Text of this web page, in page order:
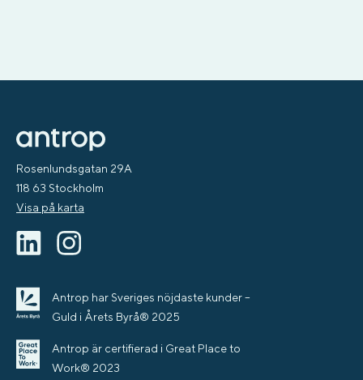
Rosenlundsgatan 29A
118 63 Stockholm
Visa på karta
Antrop har Sveriges nöjdaste kunder –
Guld i Årets Byrå® 2025
Antrop är certifierad i Great Place to
Work® 2023